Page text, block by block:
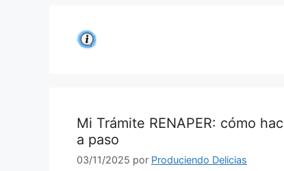
Mi Trámite RENAPER: cómo
a paso
03/11/2025 por Produciendo Delicias